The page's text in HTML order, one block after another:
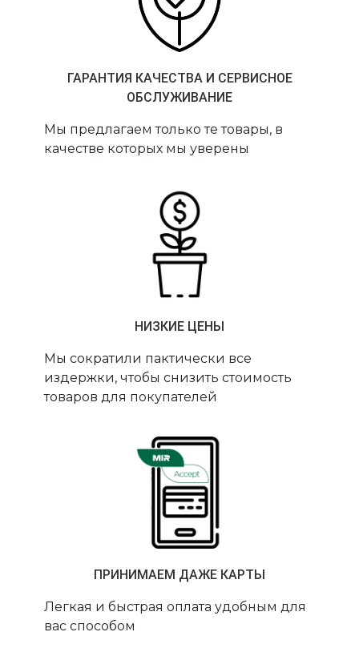
ГАРАНТИЯ КАЧЕСТВА И СЕРВИСНОЕ
ОБСЛУЖИВАНИЕ
Мы предлагаем только те товары, в
качестве которых мы уверены
НИЗКИЕ ЦЕНЫ
Мы сократили пактически все
издержки, чтобы снизить стоимость
товаров для покупателей
ПРИНИМАЕМ ДАЖЕ КАРТЫ
Легкая и быстрая оплата удобным для
вас способом